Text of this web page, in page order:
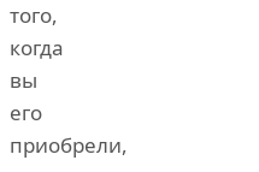
того,
когда
вы
его
приобрели,